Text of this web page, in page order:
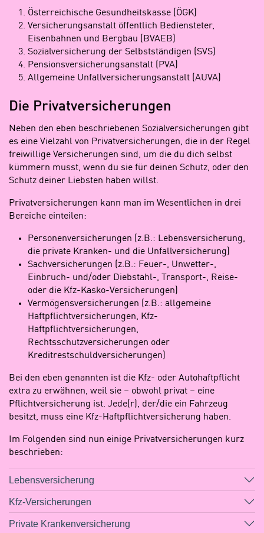
Österreichische Gesundheitskasse (ÖGK)
Versicherungsanstalt öffentlich Bediensteter,
Eisenbahnen und Bergbau (BVAEB)
Sozialversicherung der Selbstständigen (SVS)
Pensionsversicherungsanstalt (PVA)
Allgemeine Unfallversicherungsanstalt (AUVA)
Die Privatversicherungen
Neben den eben beschriebenen Sozialversicherungen gibt
es eine Vielzahl von Privatversicherungen, die in der Regel
freiwillige Versicherungen sind, um die du dich selbst
kümmern musst, wenn du sie für deinen Schutz, oder den
Schutz deiner Liebsten haben willst.
Privatversicherungen kann man im Wesentlichen in drei
Bereiche einteilen:
Personenversicherungen (z.B.: Lebensversicherung,
die private Kranken- und die Unfallversicherung)
Sachversicherungen (z.B.: Feuer-, Unwetter-,
Einbruch- und/oder Diebstahl-, Transport-, Reise-
oder die Kfz-Kasko-Versicherungen)
Vermögensversicherungen (z.B.: allgemeine
Haftpflichtversicherungen, Kfz-
Haftpflichtversicherungen,
Rechtsschutzversicherungen oder
Kreditrestschuldversicherungen)
Bei den eben genannten ist die Kfz- oder Autohaftpflicht
extra zu erwähnen, weil sie – obwohl privat – eine
Pflichtversicherung ist. Jede(r), der/die ein Fahrzeug
besitzt, muss eine Kfz-Haftpflichtversicherung haben.
Im Folgenden sind nun einige Privatversicherungen kurz
beschrieben:
Lebensversicherung
Kfz-Versicherungen
Private Krankenversicherung